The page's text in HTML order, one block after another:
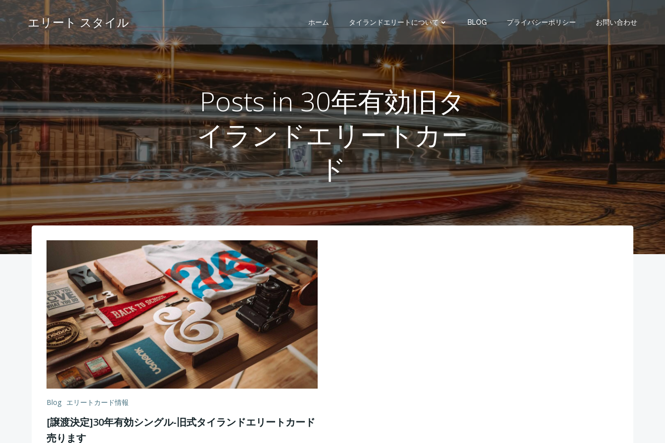
ン
ン
ツ
へ
キ
ッ
プ
エリート スタイル ホーム タイランドエリートについて BLOG プライバシーポリシー お問い合わせ
Posts in 30年有効旧タ
イランドエリートカー
ド
Blog エリートカード情報
[譲渡決定]30年有効シングル-旧式タイランドエリートカード
売ります